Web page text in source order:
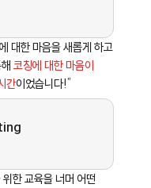
대한 마음을 새롭게 하고
해코칭에 대한 마음이
간이었습니다!”
한 교육을 너머 어떤